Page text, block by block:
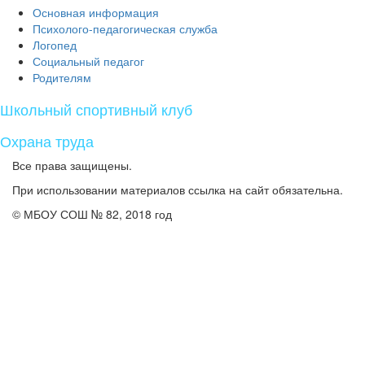
Основная информация
Психолого-педагогическая служба
Логопед
Социальный педагог
Родителям
Школьный спортивный клуб
Охрана труда
Все права защищены.
При использовании материалов ссылка на сайт обязательна.
© МБОУ СОШ № 82, 2018 год